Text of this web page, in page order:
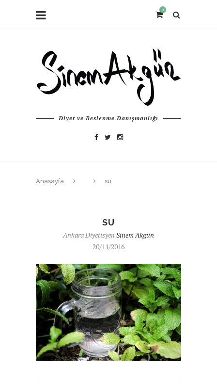
0
Diyet ve Beslenme Danışmanlığı
Anasayfa su
SU
Ankara Diyetisyen Sinem Akgün
20/11/2016